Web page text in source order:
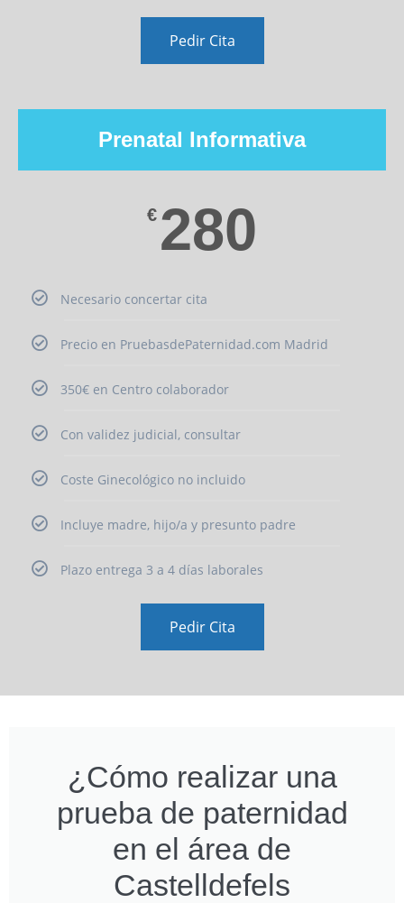
Pedir Cita
Prenatal Informativa
€ 280
Necesario concertar cita
Precio en PruebasdePaternidad.com Madrid
350€ en Centro colaborador
Con validez judicial, consultar
Coste Ginecológico no incluido
Incluye madre, hijo/a y presunto padre
Plazo entrega 3 a 4 días laborales
Pedir Cita
¿Cómo realizar una
prueba de paternidad
en el área de
Castelldefels